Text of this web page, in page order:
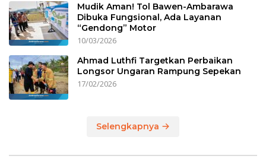
Mudik Aman! Tol Bawen-Ambarawa
Dibuka Fungsional, Ada Layanan
“Gendong” Motor
10/03/2026
Ahmad Luthfi Targetkan Perbaikan
Longsor Ungaran Rampung Sepekan
17/02/2026
Selengkapnya